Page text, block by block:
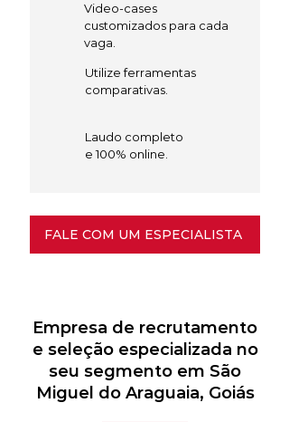
Video-cases
customizados para cada
vaga.
Utilize ferramentas
comparativas.
Laudo completo
e 100% online.
FALE COM UM ESPECIALISTA
Empresa de recrutamento
e seleção especializada no
seu segmento em São
Miguel do Araguaia, Goiás